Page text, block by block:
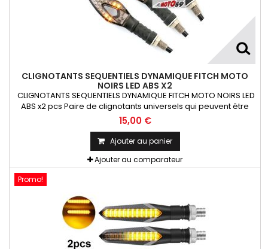
CLIGNOTANTS SEQUENTIELS DYNAMIQUE FITCH MOTO
NOIRS LED ABS X2
CLIGNOTANTS SEQUENTIELS DYNAMIQUE FITCH MOTO NOIRS LED
ABS x2 pcs Paire de clignotants universels qui peuvent être
adaptables sur toutes motos ou scooters
15,00 €
Ajouter au panier
Ajouter au comparateur
Promo!